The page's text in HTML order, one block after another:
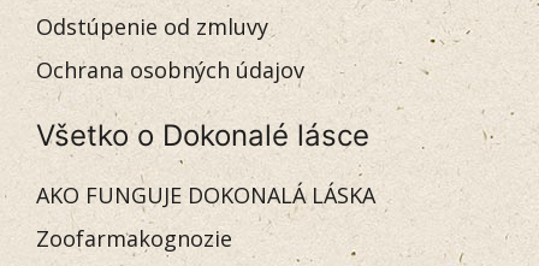
Odstúpenie od zmluvy
Ochrana osobných údajov
Všetko o Dokonalé lásce
AKO FUNGUJE DOKONALÁ LÁSKA
Zoofarmakognozie